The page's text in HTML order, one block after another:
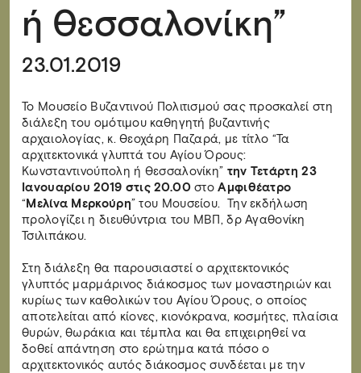
ή Θεσσαλονίκη”
23.01.2019
Το Μουσείο Βυζαντινού Πολιτισμού σας προσκαλεί στη
διάλεξη του ομότιμου καθηγητή βυζαντινής
αρχαιολογίας, κ. Θεοχάρη Παζαρά, με τίτλο “Τα
αρχιτεκτονικά γλυπτά του Αγίου Όρους:
Κωνσταντινούπολη ή Θεσσαλονίκη” την Τετάρτη 23
Ιανουαρίου 2019 στις 20.00στοΑμφιθέατρο
“Μελίνα Μερκούρη” του Μουσείου. Την εκδήλωση
προλογίζει η διευθύντρια του ΜΒΠ, δρ Αγαθονίκη
Τσιλιπάκου.
Στη διάλεξη θα παρουσιαστεί ο αρχιτεκτονικός
γλυπτός μαρμάρινος διάκοσμος των μοναστηριών και
κυρίως των καθολικών του Αγίου Όρους, ο οποίος
αποτελείται από κίονες, κιονόκρανα, κοσμήτες, πλαίσια
θυρών, θωράκια και τέμπλα και θα επιχειρηθεί να
δοθεί απάντηση στο ερώτημα κατά πόσο ο
αρχιτεκτονικός αυτός διάκοσμος συνδέεται με την